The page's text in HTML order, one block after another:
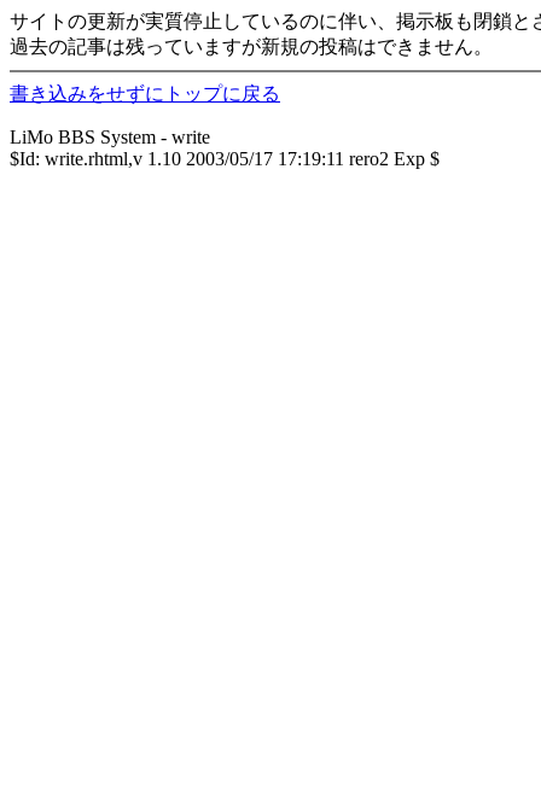
サイトの更新が実質停止しているのに伴い、掲示板も閉鎖と
過去の記事は残っていますが新規の投稿はできません。
書き込みをせずにトップに戻る
LiMo BBS System - write
$Id: write.rhtml,v 1.10 2003/05/17 17:19:11 rero2 Exp $